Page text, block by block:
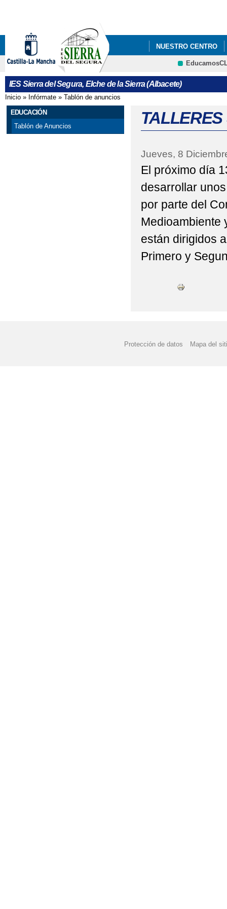
NUESTRO CENTRO
IES Sierra del Segura, Elche de la Sierra (Albacete)
Se encuentra usted aquí
Inicio » Infórmate » Tablón de anuncios
EDUCACIÓN
Tablón de Anuncios
Jueves, 8
El próximo día
desarrollar
por parte del
Medioambiente
están dirigidos
Primero y
Protección de datos Mapa del